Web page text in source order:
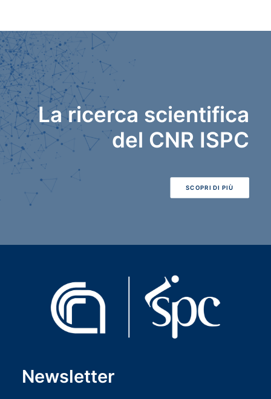
La ricerca scientifica
del CNR ISPC
SCOPRI DI PIÙ
Newsletter